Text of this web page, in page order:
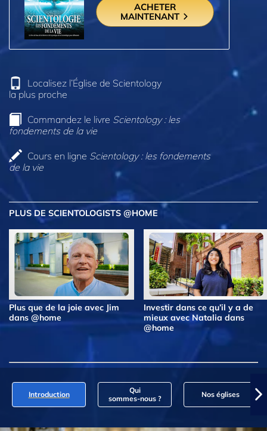
ACHETER
MAINTENANT
Localisez l’Église de Scientology
la plus proche
Commandez le livre Scientology : les
fondements de la vie
Cours en ligne Scientology : les fondements
de la vie
PLUS DE SCIENTOLOGISTS @HOME
Plus que de la joie avec Jim
dans @home
Investir dans ce qu’il y a de
mieux avec Natalia dans
@home
Introduction
Qui
sommes‑nous ?
Nos églises